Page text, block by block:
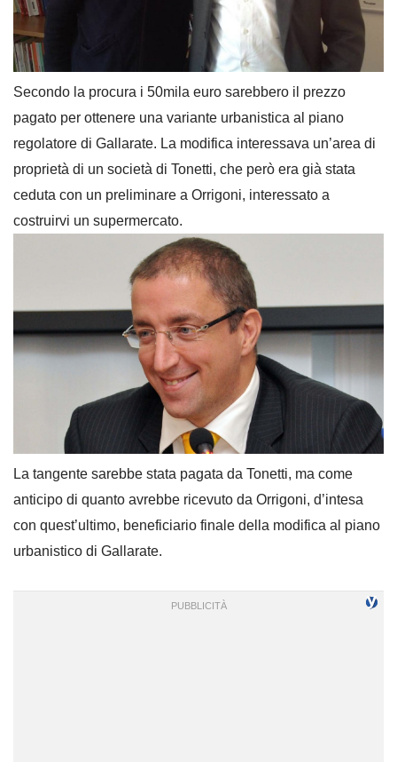
Secondo la procura i 50mila euro sarebbero il prezzo
pagato per ottenere una variante urbanistica al piano
regolatore di Gallarate. La modifica interessava un’area di
proprietà di un società di Tonetti, che però era già stata
ceduta con un preliminare a Orrigoni, interessato a
costruirvi un supermercato.
La tangente sarebbe stata pagata da Tonetti, ma come
anticipo di quanto avrebbe ricevuto da Orrigoni, d’intesa
con quest’ultimo, beneficiario finale della modifica al piano
urbanistico di Gallarate.